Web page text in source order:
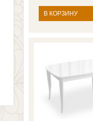
В КОРЗИНУ